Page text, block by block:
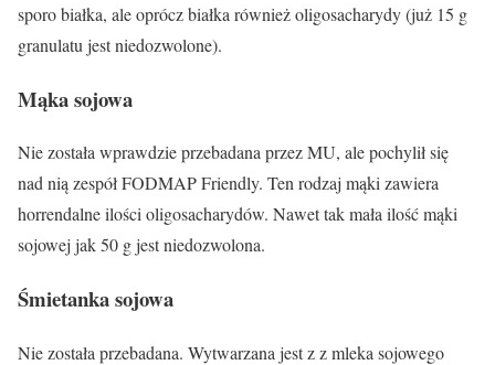
sporo białka, ale oprócz białka również oligosacharydy (już 15 g
granulatu jest niedozwolone).
Mąka sojowa
Nie została wprawdzie przebadana przez MU, ale pochylił się
nad nią zespół FODMAP Friendly. Ten rodzaj mąki zawiera
horrendalne ilości oligosacharydów. Nawet tak mała ilośćmąki
sojowej jak 50 g jest niedozwolona.
Śmietanka sojowa
Nie została przebadana. Wytwarzana jest z zmleka sojowego